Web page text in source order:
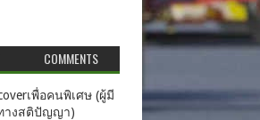
COMMENTS
เพื่อคนพิเศษ (ผู้มี
างสติปัญญา)